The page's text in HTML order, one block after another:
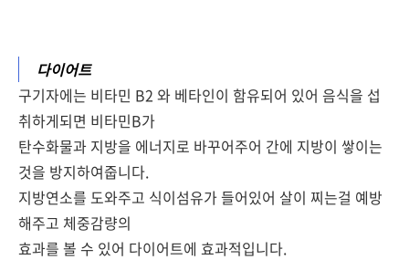
다이어트
구기자에는 비타민 B2 와 베타인이 함유되어 있어 음식을 섭
취하게되면 비타민B가
탄수화물과 지방을 에너지로 바꾸어주어 간에 지방이 쌓이는
것을 방지하여줍니다.
지방연소를 도와주고 식이섬유가 들어있어 살이 찌는걸 예방
해주고 체중감량의
효과를 볼 수 있어 다이어트에 효과적입니다.